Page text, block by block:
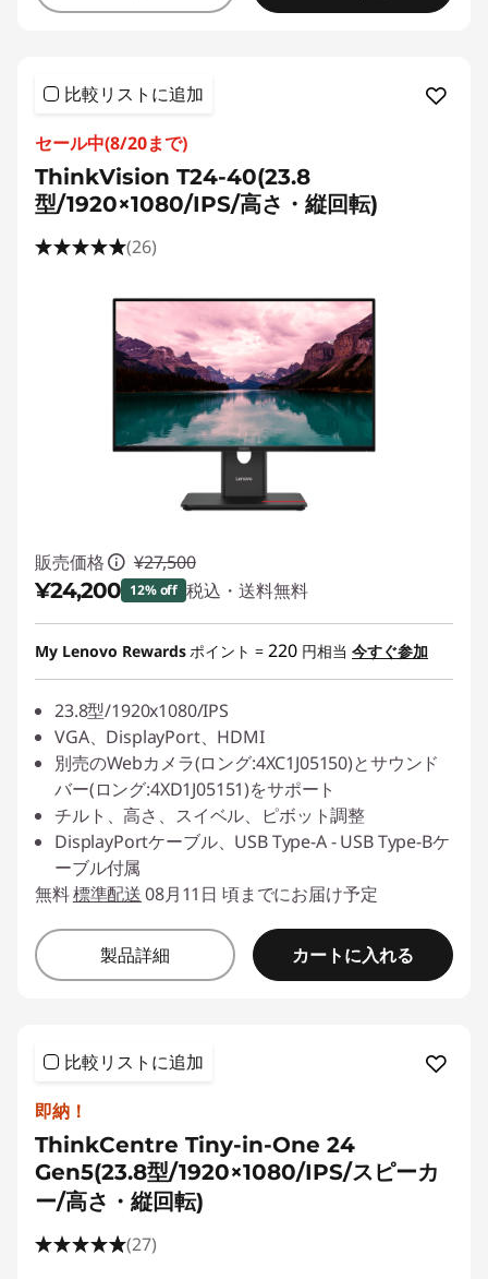
比較リストに追加
セール中(8/20まで)
ThinkVision T24-40(23.8
型/1920×1080/IPS/高さ・縦回転)
(26)
販売価格 ¥27,500
¥24,200 12% off 税込・送料無料
特別割引 :-¥3,300
My Lenovo Rewardsポイント = 220 円相当 今すぐ参加
23.8型/1920x1080/IPS
VGA、DisplayPort、HDMI
別売のWebカメラ(ロング:4XC1J05150)とサウンド
バー(ロング:4XD1J05151)をサポート
チルト、高さ、スイベル、ピボット調整
DisplayPortケーブル、USB Type-A - USB Type-Bケ
ーブル付属
無料標準配送08月11日 頃までにお届け予定
製品詳細 カートに入れる
比較リストに追加
即納！
ThinkCentre Tiny-in-One 24
Gen5(23.8型/1920×1080/IPS/スピーカ
ー/高さ・縦回転)
(27)